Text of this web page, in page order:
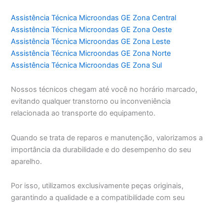
Assistência Técnica Microondas GE Zona Central
Assistência Técnica Microondas GE Zona Oeste
Assistência Técnica Microondas GE Zona Leste
Assistência Técnica Microondas GE Zona Norte
Assistência Técnica Microondas GE Zona Sul
Nossos técnicos chegam até você no horário marcado,
evitando qualquer transtorno ou inconveniência
relacionada ao transporte do equipamento.
Quando se trata de reparos e manutenção, valorizamos a
importância da durabilidade e do desempenho do seu
aparelho.
Por isso, utilizamos exclusivamente peças originais,
garantindo a qualidade e a compatibilidade com seu